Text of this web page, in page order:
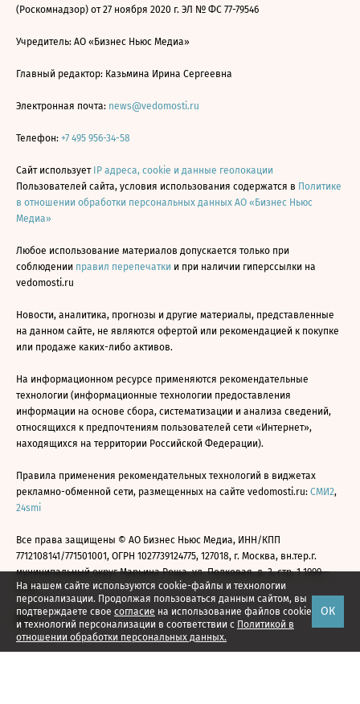
На нашем сайте используются cookie-файлы и технологии
персонализации. Продолжая пользоваться данным сайтом, вы
подтверждаете свое согласие на использование файлов cookie
и технологий персонализации в соответствии с Политикой в
отношении обработки персональных данных.
ОК
(Роскомнадзор) от 27 ноября 2020 г. ЭЛ № ФС 77-79546
Учредитель: АО «Бизнес Ньюс Медиа»
Главный редактор: Казьмина Ирина Сергеевна
Электронная почта: news@vedomosti.ru
Телефон: +7 495 956-34-58
Сайт использует IP адреса, cookie и данные геолокации
Пользователей сайта, условия использования содержатся в Политике
в отношении обработки персональных данных АО «Бизнес Ньюс
Медиа»
Любое использование материалов допускается только при
соблюдении правил перепечатки и при наличии гиперссылки на
vedomosti.ru
Новости, аналитика, прогнозы и другие материалы, представленные
на данном сайте, не являются офертой или рекомендацией к покупке
или продаже каких-либо активов.
На информационном ресурсе применяются рекомендательные
технологии (информационные технологии предоставления
информации на основе сбора, систематизации и анализа сведений,
относящихся к предпочтениям пользователей сети «Интернет»,
находящихся на территории Российской Федерации).
Правила применения рекомендательных технологий в виджетах
рекламно-обменной сети, размещенных на сайте vedomosti.ru: СМИ2,
24smi
Все права защищены © АО Бизнес Ньюс Медиа, ИНН/КПП
7712108141/771501001, ОГРН 1027739124775, 127018, г. Москва, вн.тер.г.
муниципальный округ Марьина Роща, ул. Полковая, д. 3, стр. 1 1999—
2026